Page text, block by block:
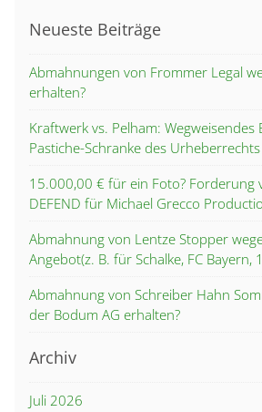
Neueste Beiträge
Abmahnungen von Frommer Legal
erhalten?
Kraftwerk vs. Pelham: Wegweisendes
Pastiche-Schranke des Urheberrechts
15.000,00 € für ein Foto? Forderung
DEFEND für Michael Grecco
Abmahnung von Lentze Stopper
Angebot(z. B. für Schalke, FC Bayern,
Abmahnung von Schreiber Hahn
der Bodum AG erhalten?
Archiv
Juli 2026